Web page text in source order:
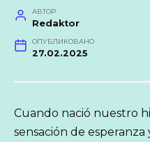
АВТОР
Redaktor
ОПУБЛИКОВАНО
27.02.2025
Cuando nació nuestro
sensación de esperanza